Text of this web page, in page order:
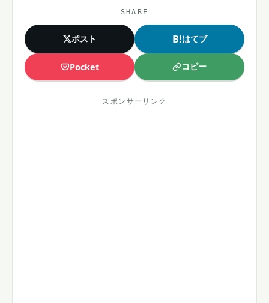
SHARE
ポスト B!はてブ
Pocket コピー
スポンサーリンク